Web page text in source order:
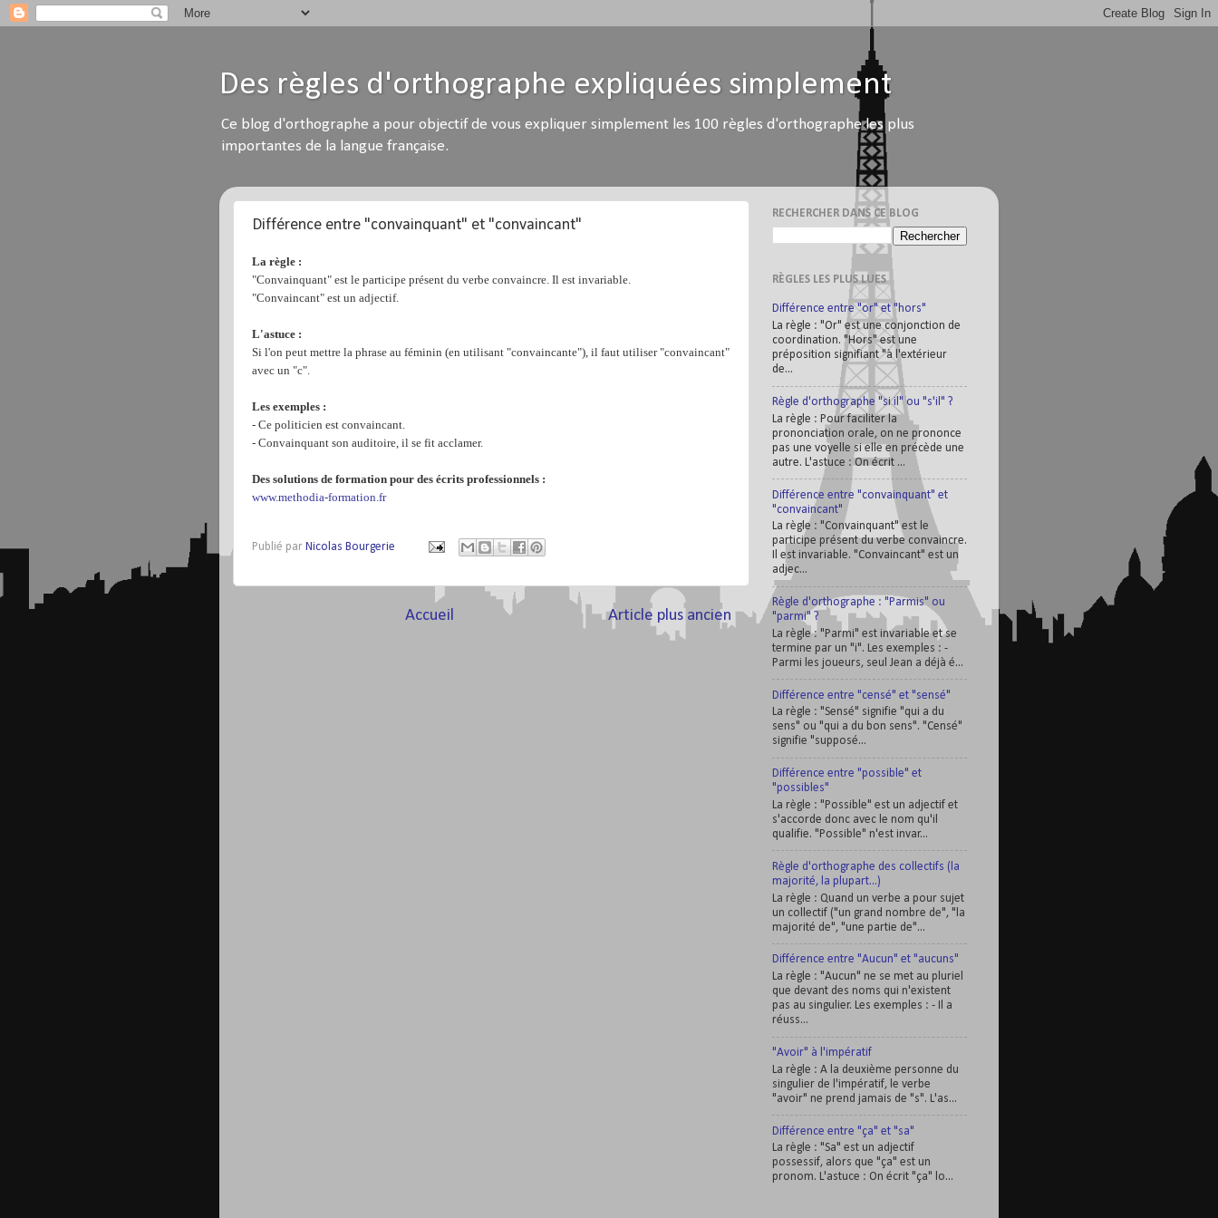
Des règles d'orthographe expliquées simplement
Ce blog d'orthographe a pour objectif de vous expliquer simplement les 100 règles d'orthographe les plus
importantes de la langue française.
Différence entre "convainquant" et "convaincant"
La règle :
"Convainquant" est le participe présent du verbe convaincre. Il est invariable.
"Convaincant" est un adjectif.
L'astuce :
Si l'on peut mettre la phrase au féminin (en utilisant "convaincante"), il faut utiliser "convaincant"
avec un "c".
Les exemples :
- Ce politicien est convaincant.
- Convainquant son auditoire, il se fit acclamer.
Des solutions de formation pour des écrits professionnels :
www.methodia-formation.fr
Publié par Nicolas Bourgerie
Article plus ancien
Accueil
RECHERCHER DANS CE BLOG
RÈGLES LES PLUS LUES
Différence entre "or" et "hors"
La règle : "Or" est une conjonction de
coordination. "Hors" est une
préposition signifiant "à l'extérieur
de...
Règle d'orthographe "si il" ou "s'il" ?
La règle : Pour faciliter la
prononciation orale, on ne prononce
pas une voyelle si elle en précède une
autre. L'astuce : On écrit ...
Différence entre "convainquant" et
"convaincant"
La règle : "Convainquant" est le
participe présent du verbe convaincre.
Il est invariable. "Convaincant" est un
adjec...
Règle d'orthographe : "Parmis" ou
"parmi" ?
La règle : "Parmi" est invariable et se
termine par un "i". Les exemples : -
Parmi les joueurs, seul Jean a déjà é...
Différence entre "censé" et "sensé"
La règle : "Sensé" signifie "qui a du
sens" ou "qui a du bon sens". "Censé"
signifie "supposé...
Différence entre "possible" et
"possibles"
La règle : "Possible" est un adjectif et
s'accorde donc avec le nom qu'il
qualifie. "Possible" n'est invar...
Règle d'orthographe des collectifs (la
majorité, la plupart...)
La règle : Quand un verbe a pour sujet
un collectif ("un grand nombre de", "la
majorité de", "une partie de"...
Différence entre "Aucun" et "aucuns"
La règle : "Aucun" ne se met au pluriel
que devant des noms qui n'existent
pas au singulier. Les exemples : - Il a
réuss...
"Avoir" à l'impératif
La règle : A la deuxième personne du
singulier de l'impératif, le verbe
"avoir" ne prend jamais de "s". L'as...
Différence entre "ça" et "sa"
La règle : "Sa" est un adjectif
possessif, alors que "ça" est un
pronom. L'astuce : On écrit "ça" lo...